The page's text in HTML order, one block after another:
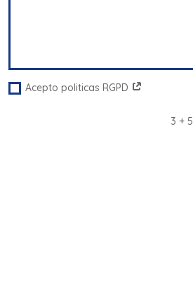
Acepto politicas RGPD
3 + 5